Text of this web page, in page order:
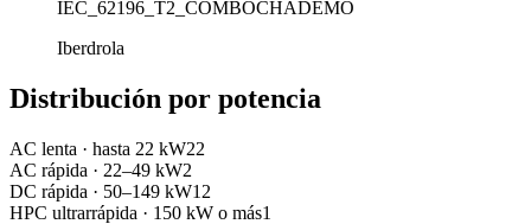
IEC_62196_T2_COMBOCHADEMO
Iberdrola
Distribución por potencia
AC lenta · hasta 22 kW22
AC rápida · 22–49 kW2
DC rápida · 50–149 kW12
HPC ultrarrápida · 150 kW o más1